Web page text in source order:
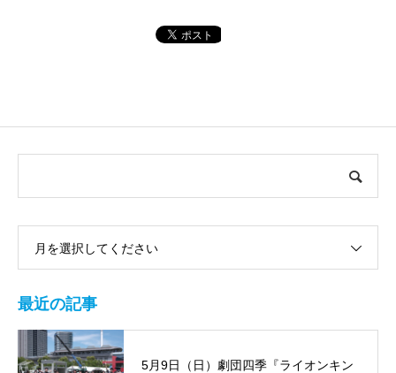
月を選択してください
最近の記事
5月9日（日）劇団四季『ライオンキン